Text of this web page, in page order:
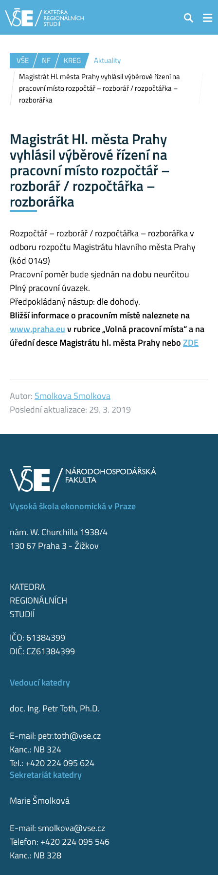
Hledat
VŠE NF KREG
Aktuality
Magistrát Hl. města Prahy vyhlásil výběrové řízení na
pracovní místo rozpočtář – rozborář / rozpočtářka –
rozborářka
Magistrát Hl. města Prahy
vyhlásil výběrové řízení na
pracovní místo rozpočtář –
rozborář / rozpočtářka –
rozborářka
Rozpočtář – rozborář / rozpočtářka – rozborářka v
odboru rozpočtu Magistrátu hlavního města Prahy
(kód 0149)
Pracovní poměr bude sjednán na dobu neurčitou
Plný pracovní úvazek.
Předpokládaný nástup: dle dohody.
Bližší informace o pracovním místě naleznete na
www.praha.euv rubrice „Volná pracovní místa“ a na
úřední desce Magistrátu hl. města Prahy neboZDE
Autor: Smolkova Smolkova
Poslední aktualizace: 29. 3. 2019
Vysoká škola ekonomická v Praze
nám. W. Churchilla 1938/4
130 67 Praha 3 - Žižkov
KATEDRA
REGIONÁLNÍCH
STUDIÍ
IČO: 61384399
DIČ: CZ61384399
Vedoucí katedry
doc. Ing. Petr Toth, Ph.D.
E-mail: petr.toth@vse.cz
Kanc.: NB 324
Tel.: +420 224 095 624
Sekretariát katedry
Marie Šmolková
E-mail:smolkova@vse.cz
Telefon: +420 224 095 546
Kanc.: NB 328